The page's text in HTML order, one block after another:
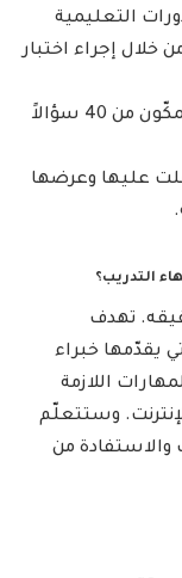
التعليمية
خلال إجراء اختبار
2- ما عليك سوى اجتياز الاختبار النهائي المكّون من 40 سؤالاً
عليها وعرضها
التدريب؟
تهدف
يقدّمها خبراء
اللازمة
وستتعلّم
والاستفادة من